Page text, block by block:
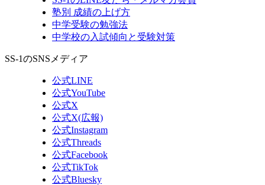
塾別 成績の上げ方
中学受験の勉強法
中学校の入試傾向と受験対策
SS-1のSNSメディア
公式LINE
公式YouTube
公式X
公式X(広報)
公式Instagram
公式Threads
公式Facebook
公式TikTok
公式Bluesky